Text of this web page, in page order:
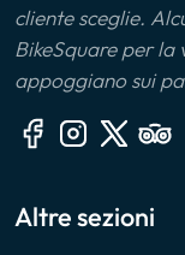
cliente sceglie.
BikeSquare per la
appoggiano sui
Altre sezioni